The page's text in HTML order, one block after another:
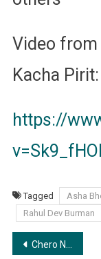
Video from
Kacha Pirit:
https://
Tagged Asha
Rahul Dev Burman
Post
Chero Na Chero Na Haath | ছেড়োনা ছেড়োনা হাত